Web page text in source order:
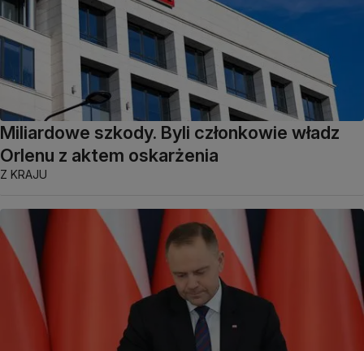
Miliardowe szkody. Byli członkowie władz
Orlenu z aktem oskarżenia
Z KRAJU